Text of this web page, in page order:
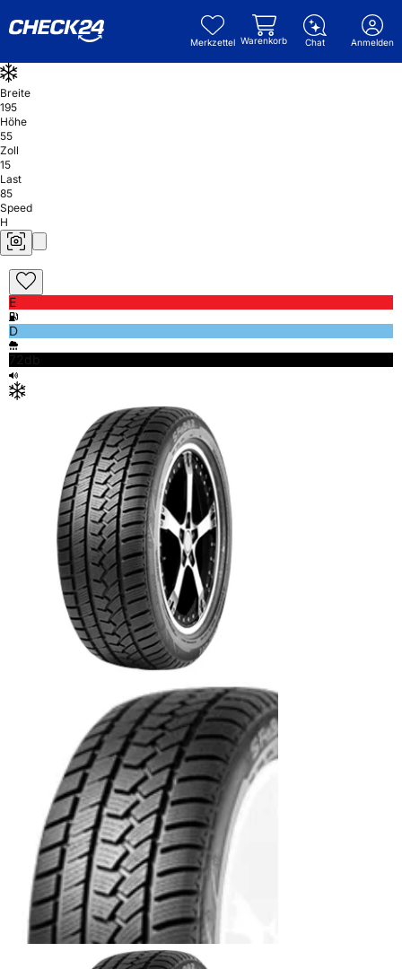
Merkzettel Warenkorb Chat Anmelden
Breite
195
Höhe
55
Zoll
15
Last
85
Speed
H
E
D
72db